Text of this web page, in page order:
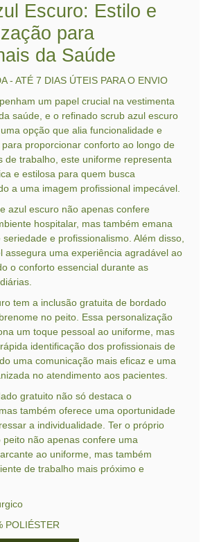
Escuro: Estilo e
para
da Saúde
- ATÉ 7 DIAS ÚTEIS PARA O ENVIO
um papel crucial na vestimenta
saúde, e o refinado scrub azul escuro
opção que alia funcionalidade e
proporcionar conforto ao longo de
de trabalho, este uniforme representa
e estilosa para quem busca
a uma imagem profissional impecável.
azul escuro não apenas confere
hospitalar, mas também emana
e profissionalismo. Além disso,
assegura uma experiência agradável ao
o conforto essencial durante as
tem a inclusão gratuita de bordado
no peito. Essa personalização
um toque pessoal ao uniforme, mas
identificação dos profissionais de
uma comunicação mais eficaz e uma
no atendimento aos pacientes.
gratuito não só destaca o
também oferece uma oportunidade
a individualidade. Ter o próprio
peito não apenas confere uma
ao uniforme, mas também
de trabalho mais próximo e
POLIÉSTER